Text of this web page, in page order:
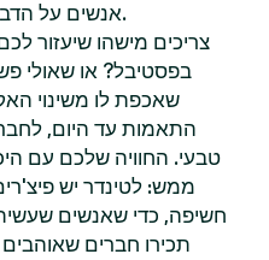
אנשים על הדברים שאתם הכי נהנים לעשות.
צריכים מישהו שיעזור
בפסטיבל? או שאולי
התאמות עד היום,
טבעי. החוויה שלכם עם
ממש: לטינדר יש
חשיפה, כדי שאנשים
תכירו חברים